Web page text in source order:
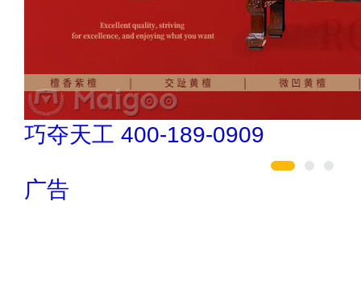
巧夺天工 400-189-0909
广告